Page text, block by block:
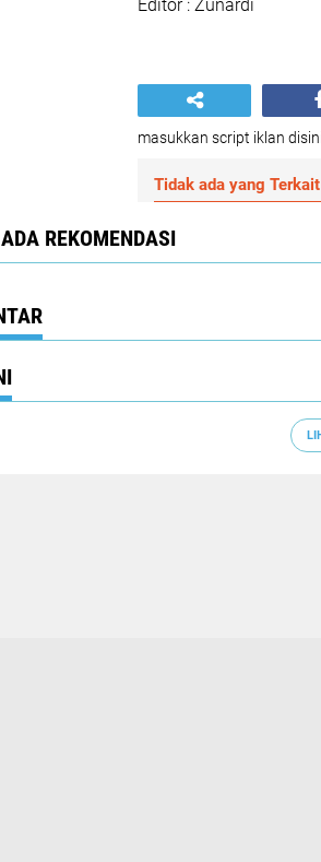
Editor : Zunardi
masukkan script iklan disini
Tidak ada yang Terkait
REKOMENDASI